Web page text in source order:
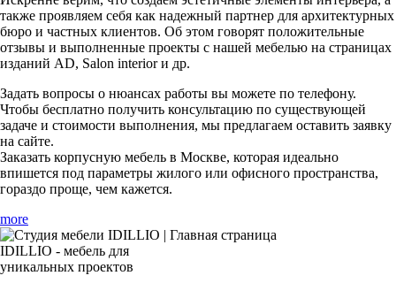
также проявляем себя как надежный партнер для архитектурных
бюро и частных клиентов. Об этом говорят положительные
отзывы и выполненные проекты с нашей мебелью на страницах
изданий AD, Salon interior и др.
Задать вопросы о нюансах работы вы можете по телефону.
Чтобы бесплатно получить консультацию по существующей
задаче и стоимости выполнения, мы предлагаем оставить заявку
на сайте.
Заказать корпусную мебель в Москве, которая идеально
впишется под параметры жилого или офисного пространства,
гораздо проще, чем кажется.
more
IDILLIO - мебель для
уникальных проектов